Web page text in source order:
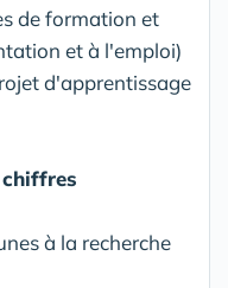
de formation et
et à l'emploi)
d'apprentissage
à la recherche